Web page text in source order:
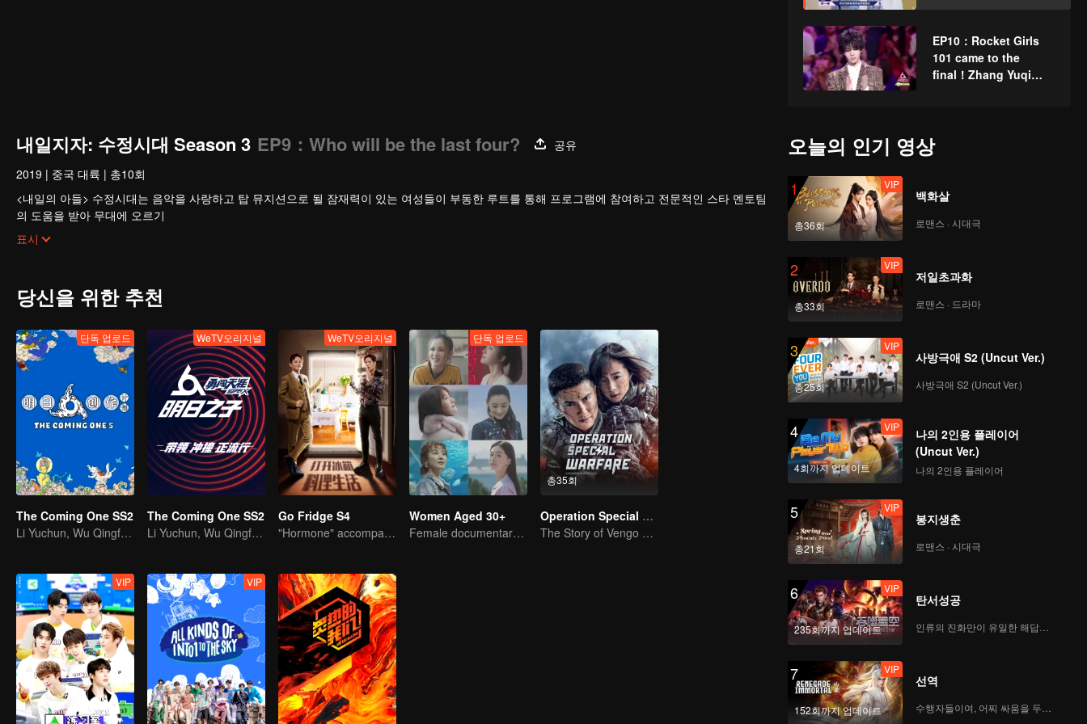
EP10：Rocket Girls
101 came to the
final！Zhang Yuqi
내일지자: 수정시대 Season 3 EP9：Who will be the last four?
공유
2019 | 중국 대륙 | 총10회
<내일의 아들> 수정시대는 음악을 사랑하고 탑 뮤지션으로 될 잠재력이 있는 여성들이 부동한 루트를 통해 프로그램에 참여하고 전문적인 스타 멘토팀
의 도움을 받아 무대에 오르기
위해 들이는 수많은 노력을 보여주고 있다. 그 과정에서 선수들은 자신에 대한 인지를 돌파하고 잠재력을 발굴하여 진정한 자아를 찾으며
음원시장의 점검을 거쳐 최종적으로 모든 준비를 마친 단 한명의 음악 뮤지션을 육성해낸다.
표시
당신을 위한 추천
단독 업로드
The Coming One SS2
Li Yuchun, Wu Qingfeng, Hua Chenyu are the chief star push officers
WeTV오리지널
The Coming One SS2
Li Yuchun, Wu Qingfeng, Hua Chenyu are the chief star push officers
WeTV오리지널
Go Fridge S4
"Hormone" accompanies you to dinner
단독 업로드
Women Aged 30+
Female documentary talk show
총35회
Operation Special Warfare
The Story of Vengo and Hu Bingqing in the Army
VIP VIP
오늘의 인기 영상
1
총36회
VIP
백화살
로맨스 · 시대극
2
총33회
VIP
저일초과화
로맨스 · 드라마
3
총25회
VIP
사방극애 S2 (Uncut Ver.)
사방극애 S2 (Uncut Ver.)
4
4회까지 업데이트
VIP
나의 2인용 플레이어
(Uncut Ver.)
나의 2인용 플레이어
5
총21회
VIP
봉지생춘
로맨스 · 시대극
6
235회까지 업데이트
VIP
탄서성공
인류의 진화만이 유일한 해답이다
7
152회까지 업데이트
VIP
선역